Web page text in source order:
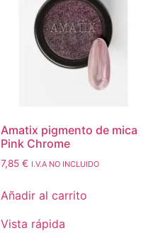
Amatix pigmento de mica
Pink Chrome
7,85 € I.V.A NO INCLUIDO
Añadir al carrito
Vista rápida